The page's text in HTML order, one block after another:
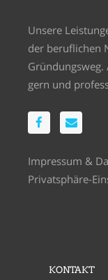
Unsere
der beruflichen
Gründungsweg.
gern und
Impressum &
Privatsphäre-
KONTAKT